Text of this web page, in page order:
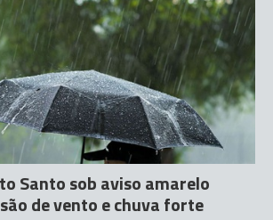
Santo sob aviso amarelo
de vento e chuva forte